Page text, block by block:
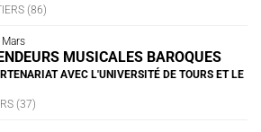
Vidéos
Actualités
Rechercher
(86)
Mars
MUSICALES BAROQUES
AVEC L'UNIVERSITÉ DE TOURS ET LE
(37)